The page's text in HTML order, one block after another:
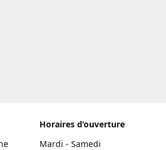
Horaires d’ouverture
Mardi - Samedi